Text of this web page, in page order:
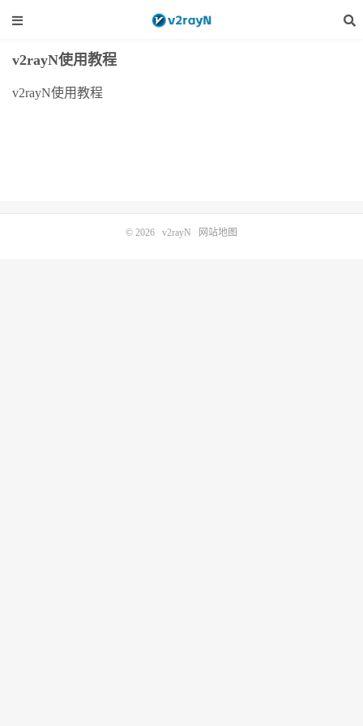
v2rayN使用教程
v2rayN使用教程
© 2026 v2rayN 网站地图